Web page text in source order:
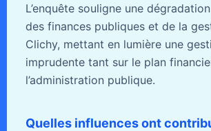
L’enquête souligne une
des finances publiques et de la
Clichy, mettant en lumière une
imprudente tant sur le plan
l’administration publique.
Quelles influences ont